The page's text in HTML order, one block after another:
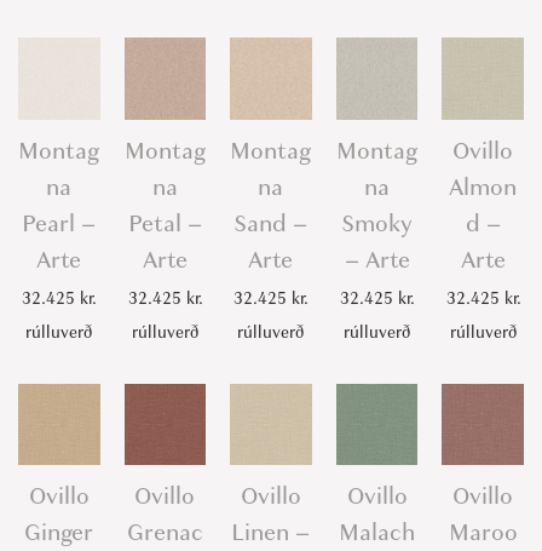
Montag
na
Pearl –
Arte
32.425 kr.
rúlluverð
Montag
na
Petal –
Arte
32.425 kr.
rúlluverð
Montag
na
Sand –
Arte
32.425 kr.
rúlluverð
Montag
na
Smoky
– Arte
32.425 kr.
rúlluverð
Ovillo
Almon
d –
Arte
32.425 kr.
rúlluverð
Ovillo
Ginger
Ovillo
Grenac
Ovillo
Linen –
Ovillo
Malach
Ovillo
Maroo